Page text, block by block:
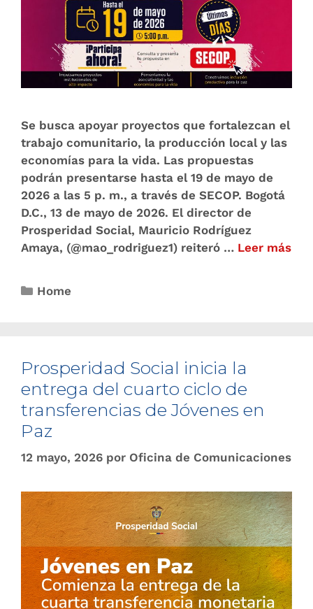
Se busca apoyar proyectos que fortalezcan el
trabajo comunitario, la producción local y las
economías para la vida. Las propuestas
podrán presentarse hasta el 19 de mayo de
2026 a las 5 p. m., a través de SECOP. Bogotá
D.C., 13 de mayo de 2026. El director de
Prosperidad Social, Mauricio Rodríguez
Amaya, (@mao_rodriguez1) reiteró … Leer más
Home
Prosperidad Social inicia la
entrega del cuarto ciclo de
transferencias de Jóvenes en
Paz
12 mayo, 2026 por Oficina de Comunicaciones